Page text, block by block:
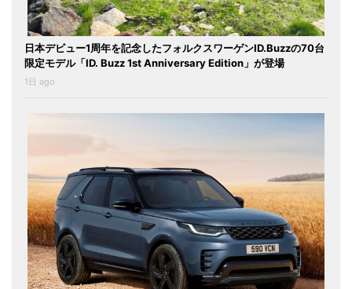
日本デビュー1周年を記念したフォルクスワーゲンID.Buzzの70台
限定モデル「ID. Buzz 1st Anniversary Edition」が登場
1日 ago